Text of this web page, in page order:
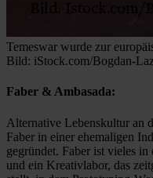
Temeswar wurde zur
Bild: iStock.com/Bogdan-
Faber & Ambasada:
Alternative Lebenskultur an
Faber in einer ehemaligen
gegründet. Faber ist vieles
und ein Kreativlabor, das